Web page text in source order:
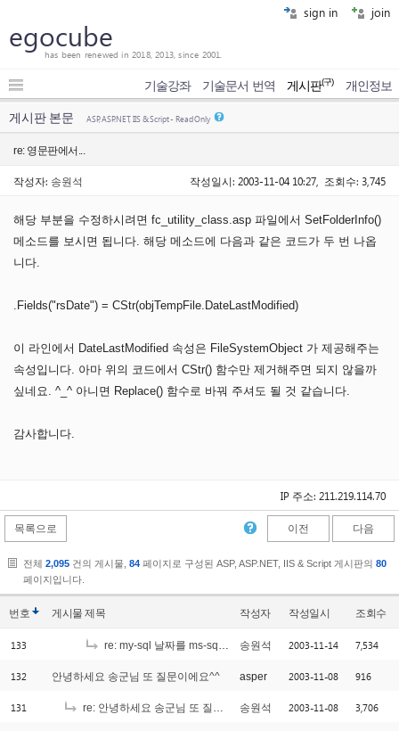
sign in join
egocube
has been renewed in 2018, 2013, since 2001.
기술강좌 기술문서 번역 게시판(구) 개인정보
게시판 본문 ASP, ASP.NET, IIS & Script - Read Only
re: 영문판에서...
작성자: 송원석 작성일시: 2003-11-04 10:27, 조회수: 3,745
해당 부분을 수정하시려면 fc_utility_class.asp 파일에서 SetFolderInfo()
메소드를 보시면 됩니다. 해당 메소드에 다음과 같은 코드가 두 번 나옵
니다.
.Fields("rsDate") = CStr(objTempFile.DateLastModified)
이 라인에서 DateLastModified 속성은 FileSystemObject 가 제공해주는
속성입니다. 아마 위의 코드에서 CStr() 함수만 제거해주면 되지 않을까
싶네요. ^_^ 아니면 Replace() 함수로 바꿔 주셔도 될 것 같습니다.
감사합니다.
IP 주소: 211.219.114.70
목록으로 이전 다음
전체 2,095 건의 게시물, 84 페이지로 구성된 ASP, ASP.NET, IIS & Script 게시판의 80
페이지입니다.
번호 게시물제목 작성자 작성일시 조회수
133 re: my-sql 날짜를 ms-sql로 가지고 왔는데... 송원석 2003-11-14 7,534
132 안녕하세요 송군님 또 질문이에요^^ asper 2003-11-08 916
131 re: 안녕하세요 송군님 또 질문이에요^^ 송원석 2003-11-08 3,706